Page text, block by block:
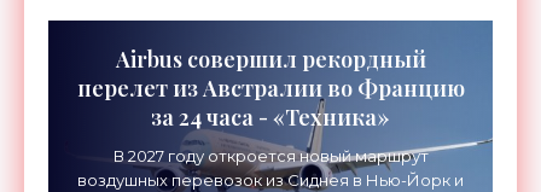
Airbus совершил рекордный
перелет из Австралии во Францию
за 24 часа - «Техника»
В 2027 году откроется новый маршрут
воздушных перевозок из Сиднея в Нью-Йорк и